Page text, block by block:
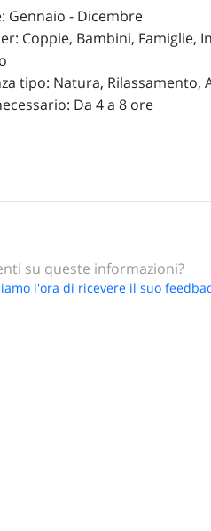
Gennaio - Dicembre
Coppie, Bambini, Famiglie,
tipo: Natura, Rilassamento,
Da 4 a 8 ore
su queste informazioni?
l'ora di ricevere il suo